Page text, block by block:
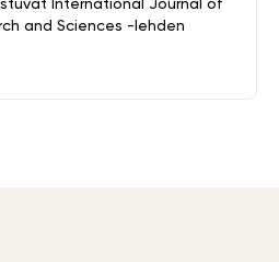
and Sciences -lehden